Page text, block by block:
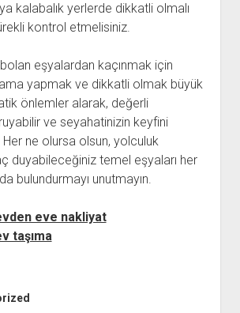
kalabalık yerlerde dikkatli olmalı
kontrol etmelisiniz.
eşyalardan kaçınmak için
yapmak ve dikkatli olmak büyük
önlemler alarak, değerli
ve seyahatinizin keyfini
Her ne olursa olsun, yolculuk
duyabileceğiniz temel eşyaları her
bulundurmayı unutmayın.
eve nakliyat
taşıma